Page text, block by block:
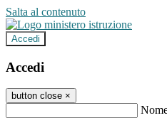
Salta al contenuto
Accedi
Accedi
button close ×